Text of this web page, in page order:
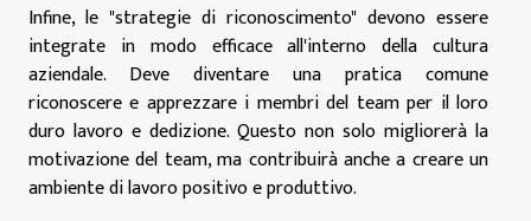
Infine, le "strategie di riconoscimento" devono essere
integrate in modo efficace all'interno della cultura
aziendale. Deve diventare una pratica comune
riconoscere e apprezzare i membri del team per il loro
duro lavoro e dedizione. Questo non solo migliorerà la
motivazione del team, ma contribuirà anche a creare un
ambiente di lavoro positivo e produttivo.